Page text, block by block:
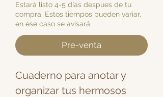
Estará listo 4-5 días despues de tu
compra. Estos tiempos pueden variar,
en ese caso se avisará.
Pre-venta
Cuaderno para anotar y
organizar tus hermosos